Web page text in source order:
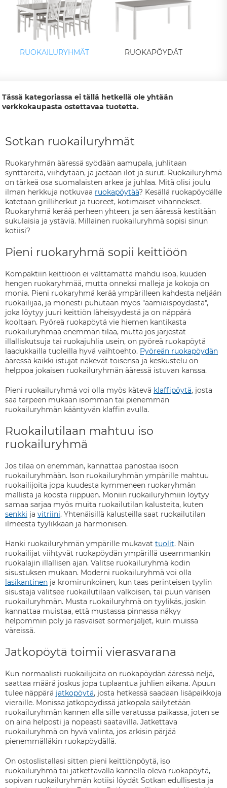
RUOKAILURYHMÄT RUOKAPÖYDÄT
Tässä kategoriassa ei tällä hetkellä ole yhtään
verkkokaupasta ostettavaa tuotetta.
Sotkan ruokailuryhmät
Ruokaryhmän ääressä syödään aamupala, juhlitaan
synttäreitä, viihdytään, ja jaetaan ilot ja surut. Ruokailuryhmä
on tärkeä osa suomalaisten arkea ja juhlaa. Mitä olisi joulu
ilman herkkuja notkuvaa ruokapöytää? Kesällä ruokapöydälle
katetaan grilliherkut ja tuoreet, kotimaiset vihannekset.
Ruokaryhmä kerää perheen yhteen, ja sen ääressä kestitään
sukulaisia ja ystäviä. Millainen ruokailuryhmä sopisi sinun
kotiisi?
Pieni ruokaryhmä sopii keittiöön
Kompaktiin keittiöön ei välttämättä mahdu isoa, kuuden
hengen ruokaryhmää, mutta onneksi malleja ja kokoja on
monia. Pieni ruokaryhmä kerää ympärilleen kahdesta neljään
ruokailijaa, ja monesti puhutaan myös "aamiaispöydästä",
joka löytyy juuri keittiön läheisyydestä ja on näppärä
kooltaan. Pyöreä ruokapöytä vie hiemen kantikasta
ruokailuryhmää enemmän tilaa, mutta jos järjestät
illalliskutsuja tai ruokajuhlia usein, on pyöreä ruokapöytä
laadukkailla tuoleilla hyvä vaihtoehto. Pyöreän ruokapöydän
ääressä kaikki istujat näkevät toisensa ja keskustelu on
helppoa jokaisen ruokailuryhmän ääressä istuvan kanssa.
Pieni ruokailuryhmä voi olla myös kätevä klaffipöytä, josta
saa tarpeen mukaan isomman tai pienemmän
ruokailuryhmän kääntyvän klaffin avulla.
Ruokailutilaan mahtuu iso
ruokailuryhmä
Jos tilaa on enemmän, kannattaa panostaa isoon
ruokailuryhmään. Ison ruokailuryhmän ympärille mahtuu
ruokailijoita jopa kuudesta kymmeneen ruokaryhmän
mallista ja koosta riippuen. Moniin ruokailuryhmiin löytyy
samaa sarjaa myös muita ruokailutilan kalusteita, kuten
senkki ja vitriini. Yhtenäisillä kalusteilla saat ruokailutilan
ilmeestä tyylikkään ja harmonisen.
Hanki ruokailuryhmän ympärille mukavat tuolit. Näin
ruokailijat viihtyvät ruokapöydän ympärillä useammankin
ruokalajin illallisen ajan. Valitse ruokailuryhmä kodin
sisustuksen mukaan. Moderni ruokailuryhmä voi olla
lasikantinen ja kromirunkoinen, kun taas perinteisen tyylin
sisustaja valitsee ruokailutilaan valkoisen, tai puun värisen
ruokailuryhmän. Musta ruokailuryhmä on tyylikäs, joskin
kannattaa muistaa, että mustassa pinnassa näkyy
helpommin pöly ja rasvaiset sormenjäljet, kuin muissa
väreissä.
Jatkopöytä toimii vierasvarana
Kun normaalisti ruokailijoita on ruokapöydän ääressä neljä,
saattaa määrä joskus jopa tuplaantua juhlien aikana. Apuun
tulee näppärä jatkopöytä, josta hetkessä saadaan lisäpaikkoja
vieraille. Monissa jatkopöydissä jatkopala säilytetään
ruokailuryhmän kannen alla sille varatussa paikassa, joten se
on aina helposti ja nopeasti saatavilla. Jatkettava
ruokailuryhmä on hyvä valinta, jos arkisin pärjää
pienemmälläkin ruokapöydällä.
On ostoslistallasi sitten pieni keittiönpöytä, iso
ruokailuryhmä tai jatkettavalla kannella oleva ruokapöytä,
sopivan ruokailuryhmän kotiisi löydät Sotkan edullisesta ja